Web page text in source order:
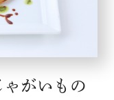
がいもの